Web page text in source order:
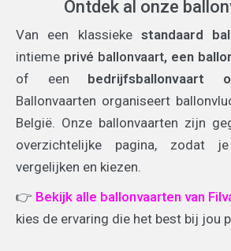
Ontdek al onze
Van een klassieke standaard
intieme privé ballonvaart, een
of een bedrijfsballonvaart
Ballonvaarten organiseert
België. Onze ballonvaarten zijn
overzichtelijke pagina, zodat
vergelijken en kiezen.
👉 Bekijk alle ballonvaarten van
kies de ervaring die het best bij jou